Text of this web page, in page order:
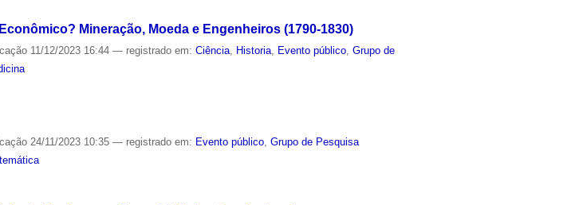
Mineração, Moeda e Engenheiros (1790-1830)
11/12/2023 16:44— registrado em:Ciência Historia Evento público ,Grupo de
24/11/2023 10:35— registrado em: Evento público,Grupo de Pesquisa